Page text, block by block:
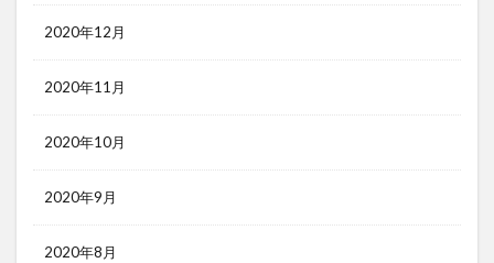
2020年12月
2020年11月
2020年10月
2020年9月
2020年8月